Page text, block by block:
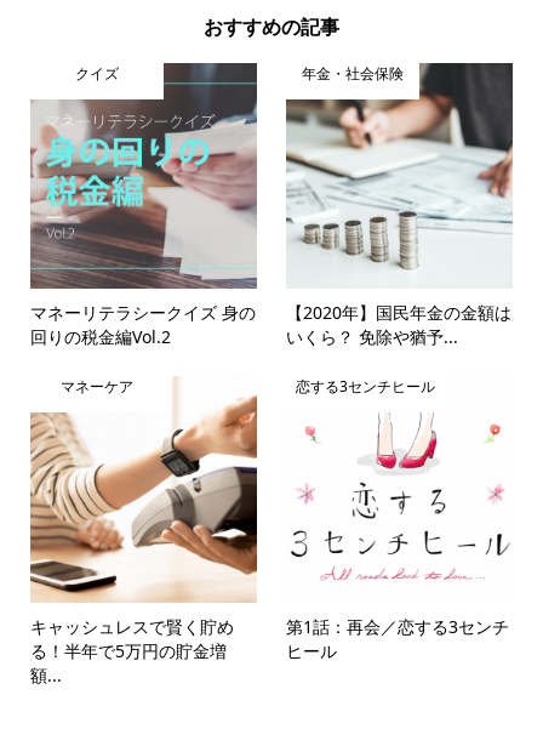
おすすめの記事
クイズ
マネーリテラシークイズ 身の
回りの税金編Vol.2
年金・社会保険
【2020年】国民年金の金額は
いくら？ 免除や猶予...
マネーケア
キャッシュレスで賢く貯め
る！半年で5万円の貯金増
額...
恋する3センチヒール
第1話：再会／恋する3センチ
ヒール